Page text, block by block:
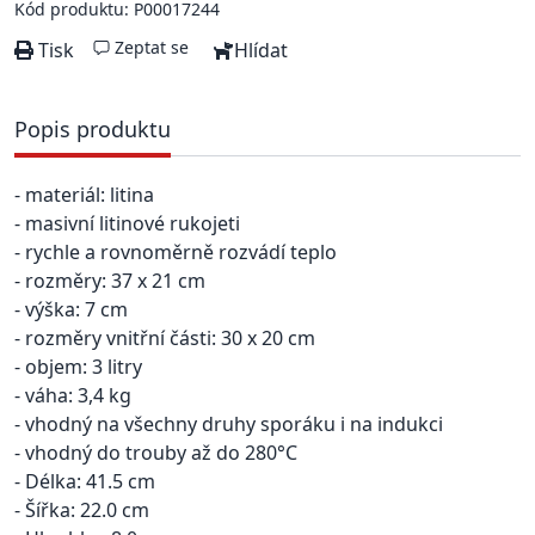
Kód produktu: P00017244
Tisk Zeptat se Hlídat
Popis produktu
- materiál: litina
- masivní litinové rukojeti
- rychle a rovnoměrně rozvádí teplo
- rozměry: 37 x 21 cm
- výška: 7 cm
- rozměry vnitřní části: 30 x 20 cm
- objem: 3 litry
- váha: 3,4 kg
- vhodný na všechny druhy sporáku i na indukci
- vhodný do trouby až do 280°C
- Délka: 41.5 cm
- Šířka: 22.0 cm